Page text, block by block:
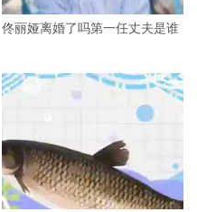
佟丽娅离婚了吗第一任丈夫是谁